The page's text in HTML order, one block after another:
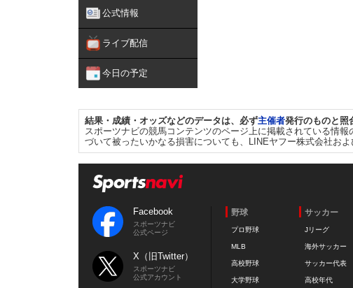
公式情報
ライブ配信
今日の予定
結果・成績・オッズなどのデータは、必ず主催者発行のものと照
スポーツナビの競馬コンテンツのページ上に掲載されている情
づいて被ったいかなる損害についても、LINEヤフー株式会社お
Facebook
スポーツナビ
公式ページ
X（旧Twitter）
スポーツナビ
公式アカウント
野球
プロ野球
MLB
高校野球
大学野球
サッカー
Jリーグ
海外サッカー
サッカー代表
高校年代